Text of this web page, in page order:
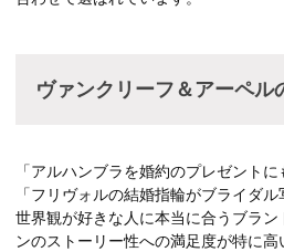
ヴァンクリーフ＆アーペル
「アルハンブラを婚約のプレゼント
「フリヴォルの結婚指輪がブライダ
世界観が好きな人に本当に合うブラ
ンのストーリー性への満足度が特に